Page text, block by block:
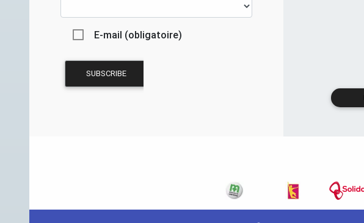
E-mail (obligatoire)